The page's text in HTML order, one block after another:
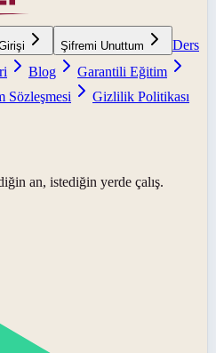
Şifremi Unuttum
Ders
Blog
Garantili Eğitim
Sözleşmesi
Gizlilik Politikası
an, istediğin yerde çalış.